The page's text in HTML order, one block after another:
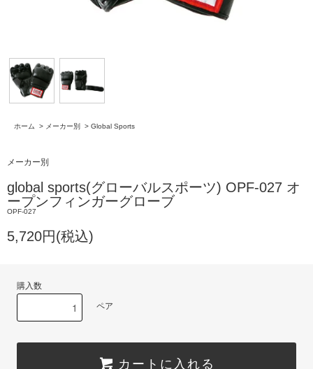
ホーム > メーカー別 > Global Sports
メーカー別
global sports(グローバルスポーツ) OPF-027 オ
ープンフィンガーグローブ
OPF-027
5,720円(税込)
購入数
ペア
カートに入れる